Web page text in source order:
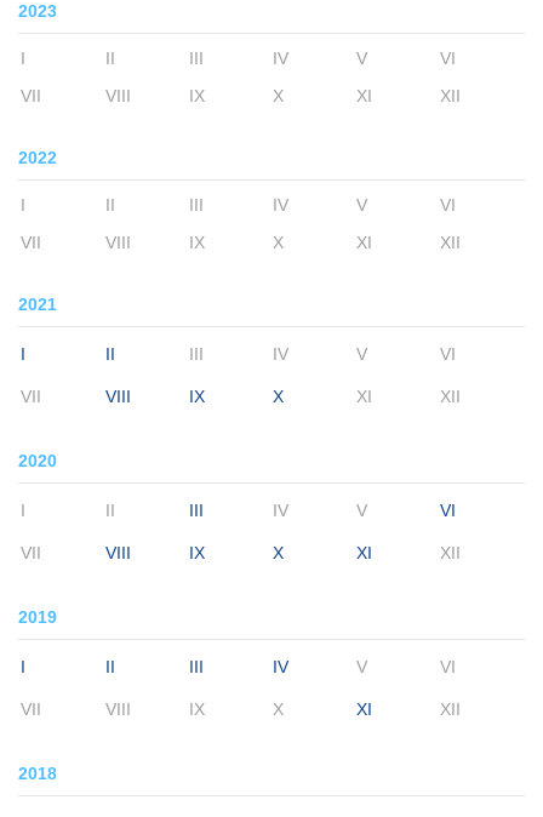
2023
I II III IV V
VI
VII
VIII IX X XI XII
2022
I II III IV V
VI
VII
VIII IX X XI XII
2021
I II III IV V VI
VII VIII IX X XI XII
2020
I II III IV V VI
VII VIII IX X XI XII
2019
I II III IV V VI
VII VIII IX X XI XII
2018